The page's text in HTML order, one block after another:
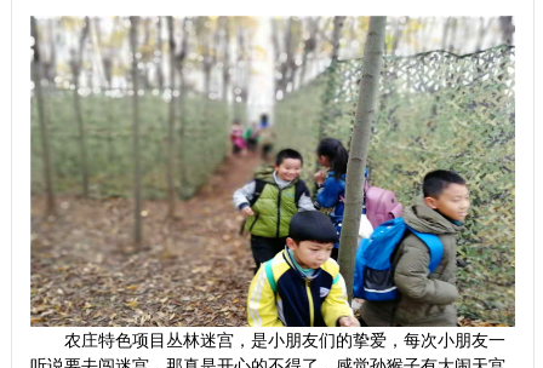
农庄特色项目丛林迷宫，是小朋友们的挚爱，每次小朋友一